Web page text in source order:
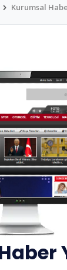
Kurumsal